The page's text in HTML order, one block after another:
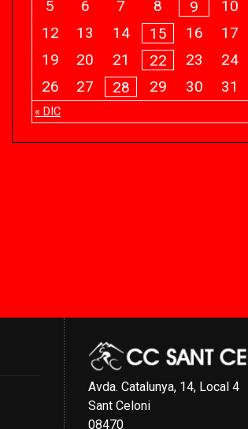
« DIC
5
6 7 8 9 10
12
13 14 15 16 17
19
20 21 22 23 24
26
27 28 29 30 31
Avda. Catalunya, 14, Local 4
Sant Celoni
08470